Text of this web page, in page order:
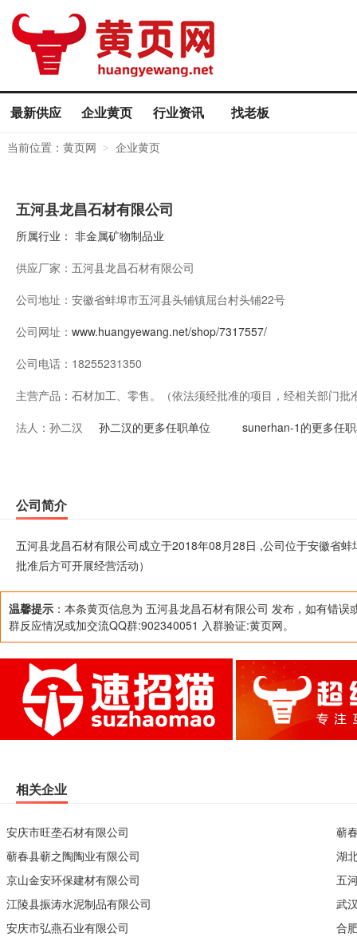
最新供应 企业黄页 行业资讯 找老板
当前位置： 黄页网 > 企业黄页
五河县龙昌石材有限公司
所属行业： 非金属矿物制品业
供应厂家： 五河县龙昌石材有限公司
公司地址： 安徽省蚌埠市五河县头铺镇屈台村头铺22号
公司网址： www.huangyewang.net/shop/7317557/
公司电话： 18255231350
主营产品： 石材加工、零售。（依法须经批准的项目，经相关部门批
法人： 孙二汉 孙二汉的更多任职单位 sunerhan-1的更多任
公司简介
五河县龙昌石材有限公司成立于2018年08月28日 ,公司位于安徽省
批准后方可开展经营活动）
温馨提示 ：本条黄页信息为 五河县龙昌石材有限公司 发布，如有错误
群反应情况或加交流QQ群:902340051 入群验证:黄页网。
相关企业
安庆市旺垄石材有限公司
蕲春县蕲之陶陶业有限公司
京山金安环保建材有限公司
江陵县振涛水泥制品有限公司
安庆市弘燕石业有限公司
蕲
湖
五
武
合